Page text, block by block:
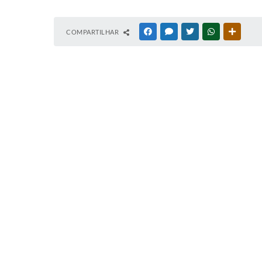
COMPARTILHAR FACEBOOKMESSENGER
TWITTERWHATSAPP